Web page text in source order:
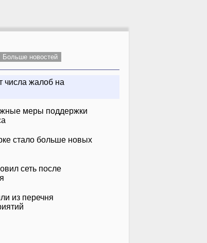
Больше новостей
числа жалоб на
меры поддержки
стало больше новых
сеть после
из перечня
На Воде